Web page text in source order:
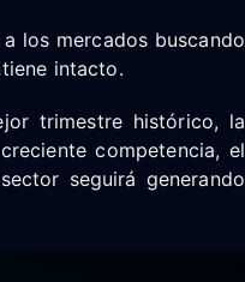
los mercados buscando
intacto.
trimestre histórico, la
competencia, el
seguirá generando